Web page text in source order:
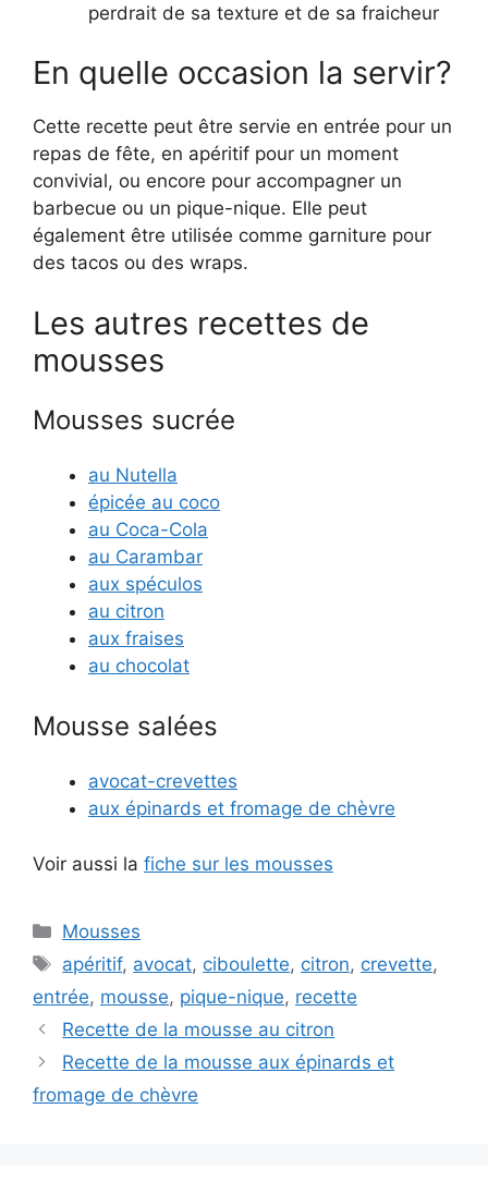
perdrait de sa texture et de sa fraicheur
En quelle occasion la servir?
Cette recette peut être servie en entrée pour un
repas de fête, en apéritif pour un moment
convivial, ou encore pour accompagner un
barbecue ou un pique-nique. Elle peut
également être utilisée comme garniture pour
des tacos ou des wraps.
Les autres recettes de
mousses
Mousses sucrée
au Nutella
épicée au coco
au Coca-Cola
au Carambar
aux spéculos
au citron
aux fraises
au chocolat
Mousse salées
avocat-crevettes
aux épinards et fromage de chèvre
Voir aussi la fiche sur les mousses
Catégories
Mousses
Étiquettes
apéritif, avocat, ciboulette, citron, crevette,
entrée, mousse, pique-nique, recette
Recette de la mousse au citron
Recette de la mousse aux épinards et
fromage de chèvre